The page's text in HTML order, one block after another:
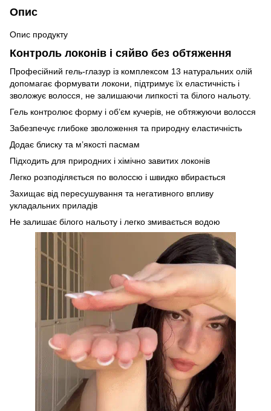
Опис
Опис продукту
Контроль локонів і сяйво без обтяження
Професійний гель-глазур із комплексом 13 натуральних олій
допомагає формувати локони, підтримує їх еластичність і
зволожує волосся, не залишаючи липкості та білого нальоту.
Гель контролює форму і об’єм кучерів, не обтяжуючи волосся
Забезпечує глибоке зволоження та природну еластичність
Додає блиску та м’якості пасмам
Підходить для природних і хімічно завитих локонів
Легко розподіляється по волоссю і швидко вбирається
Захищає від пересушування та негативного впливу
укладальних приладів
Не залишає білого нальоту і легко змивається водою